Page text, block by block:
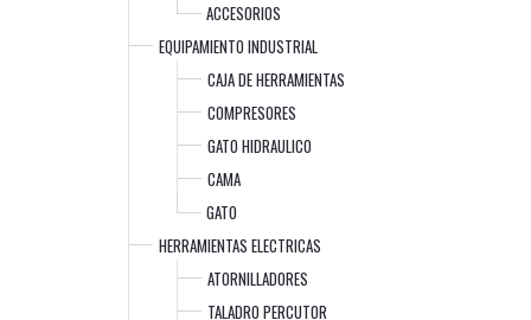
ACCESORIOS
EQUIPAMIENTO INDUSTRIAL
CAJA DE HERRAMIENTAS
COMPRESORES
GATO HIDRAULICO
CAMA
GATO
HERRAMIENTAS ELECTRICAS
ATORNILLADORES
TALADRO PERCUTOR